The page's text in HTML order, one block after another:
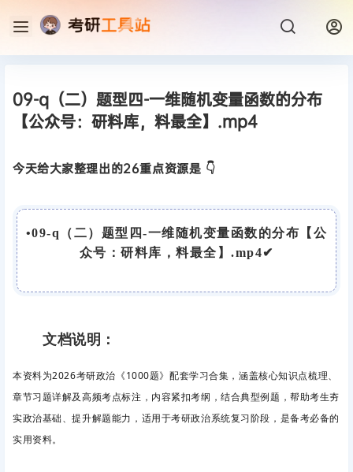
09-q（二）题型四-一维随机变量函数的分布
【公众号：研料库，料最全】.mp4
今天给大家整理出的26重点资源是 👇
•09-q（二）题型四-一维随机变量函数的分布【公
众号：研料库，料最全】.mp4✔
文档说明：
本资料为2026考研政治《1000题》配套学习合集，涵盖核心知识点梳理、
章节习题详解及高频考点标注，内容紧扣考纲，结合典型例题，帮助考生夯
实政治基础、提升解题能力，适用于考研政治系统复习阶段，是备考必备的
实用资料。